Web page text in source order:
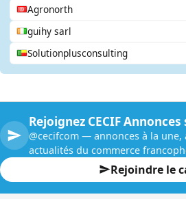
Agronorth
guihy sarl
Solutionplusconsulting
Rejoignez CECIF
@cecifcom — annonces à la une,
actualités du commerce
Rejoindre le